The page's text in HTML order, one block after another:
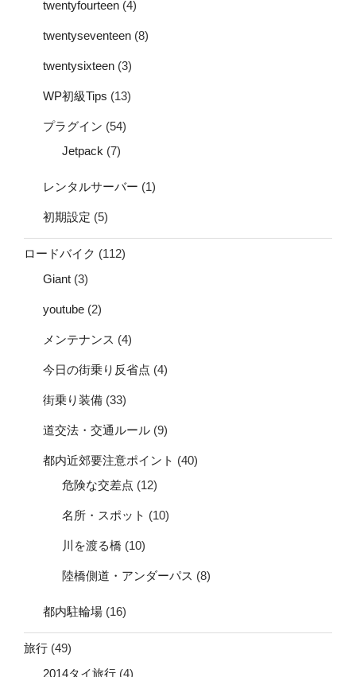
twentyfourteen (4)
twentyseventeen (8)
twentysixteen (3)
WP初級Tips (13)
プラグイン (54)
Jetpack (7)
レンタルサーバー (1)
初期設定 (5)
ロードバイク (112)
Giant (3)
youtube (2)
メンテナンス (4)
今日の街乗り反省点 (4)
街乗り装備 (33)
道交法・交通ルール (9)
都内近郊要注意ポイント (40)
危険な交差点 (12)
名所・スポット (10)
川を渡る橋 (10)
陸橋側道・アンダーパス (8)
都内駐輪場 (16)
旅行 (49)
2014タイ旅行 (4)